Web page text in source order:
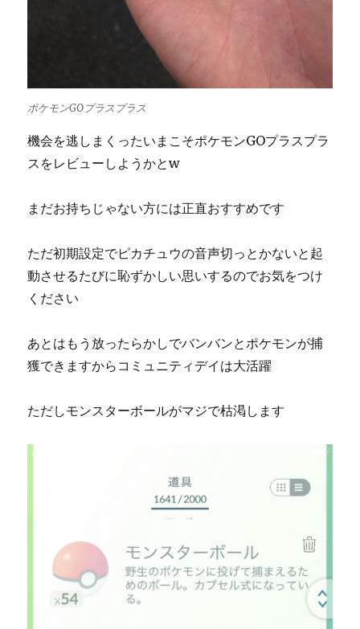
ポケモンGOプラスプラス
機会を逃しまくったいまこそポケモンGOプラスプラ
スをレビューしようかとw
まだお持ちじゃない方には正直おすすめです
ただ初期設定でピカチュウの音声切っとかないと起
動させるたびに恥ずかしい思いするのでお気をつけ
ください
あとはもう放ったらかしでバンバンとポケモンが捕
獲できますからコミュニティデイは大活躍
ただしモンスターボールがマジで枯渇します